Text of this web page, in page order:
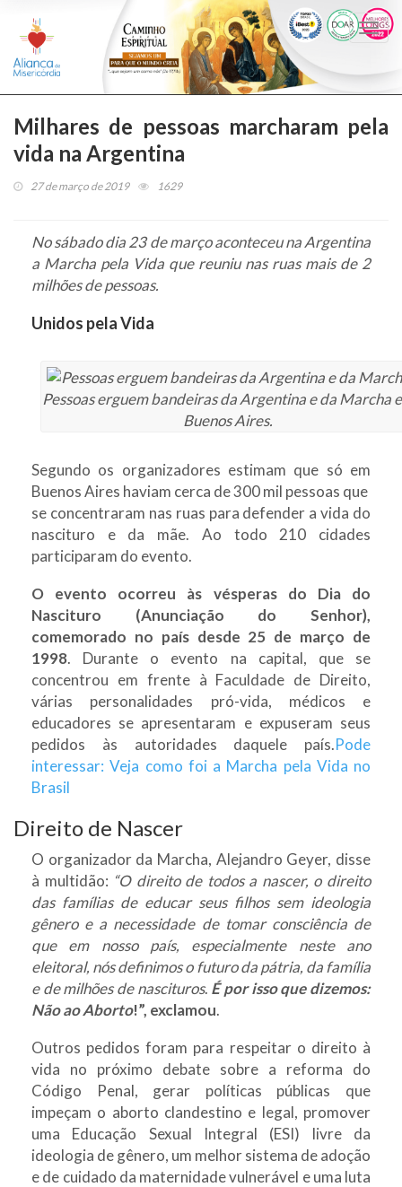
Milhares de pessoas marcharam pela
vida na Argentina
27 de março de 2019 1629
No sábado dia 23 de março aconteceu na Argentina
a Marcha pela Vida que reuniu nas ruas mais de 2
milhões de pessoas.
Unidos pela Vida
Pessoas erguem bandeiras da Argentina e da Marcha
Buenos Aires.
Segundo os organizadores estimam que só em
Buenos Aires haviam cerca de 300 mil pessoas que
se concentraram nas ruas para defender a vida do
nascituro e da mãe. Ao todo 210 cidades
participaram do evento.
O evento ocorreu às vésperas do Dia do
Nascituro (Anunciação do Senhor),
comemorado no país desde 25 de março de
1998. Durante o evento na capital, que se
concentrou em frente à Faculdade de Direito,
várias personalidades pró-vida, médicos e
educadores se apresentaram e expuseram seus
pedidos às autoridades daquele país.Pode
interessar: Veja como foi a Marcha pela Vida no
Brasil
Direito de Nascer
O organizador da Marcha, Alejandro Geyer, disse
à multidão: “O direito de todos a nascer, o direito
das famílias de educar seus filhos sem ideologia
gênero e a necessidade de tomar consciência de
que em nosso país, especialmente neste ano
eleitoral, nós definimos o futuro da pátria, da família
e de milhões de nascituros. É por isso que dizemos:
Não ao Aborto!”, exclamou.
Outros pedidos foram para respeitar o direito à
vida no próximo debate sobre a reforma do
Código Penal, gerar políticas públicas que
impeçam o aborto clandestino e legal, promover
uma Educação Sexual Integral (ESI) livre da
ideologia de gênero, um melhor sistema de adoção
e de cuidado da maternidade vulnerável e uma luta